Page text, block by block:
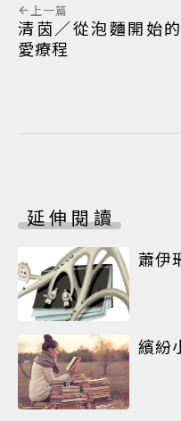
上一篇
清茵／從泡麵開始
愛療程
延伸閱讀
蕭伊
繽紛